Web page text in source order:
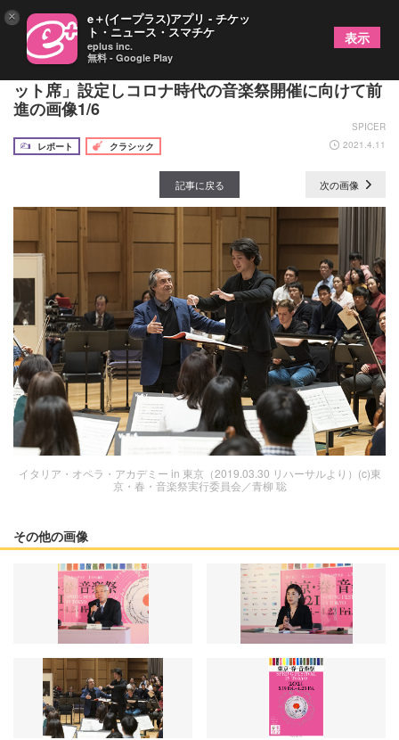
東京・春・音楽祭2021 ムーティ来日、新たに「ネ
ット席」設定しコロナ時代の音楽祭開催に向けて前
進の画像1/6
SPICER
レポート
クラシック 2021.4.11
記事に戻る 次の画像
イタリア・オペラ・アカデミー in 東京（2019.03.30 リハーサルより）(c)東
京・春・音楽祭実行委員会／青柳 聡
その他の画像
× e＋(イープラス)アプリ - チケッ
ト・ニュース・スマチケ
eplus inc.
無料 - Google Play
表示